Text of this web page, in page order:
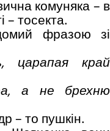
комуняка – в
– тосекта.
фразою зі
царапая край
а не брехню
– то пушкін.